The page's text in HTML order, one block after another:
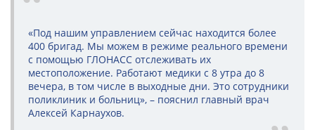
«Под нашим управлением сейчас находится более
400 бригад. Мы можем в режиме реального времени
с помощью ГЛОНАСС отслеживать их
местоположение. Работают медики с 8 утра до 8
вечера, в том числе в выходные дни. Это сотрудники
поликлиник и больниц», – пояснил главный врач
Алексей Карнаухов.